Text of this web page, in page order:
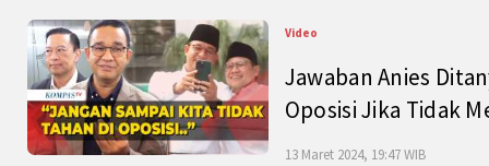
Video
Jawaban Anies
Oposisi Jika Tidak
13 Maret 2024, 19:47 WIB